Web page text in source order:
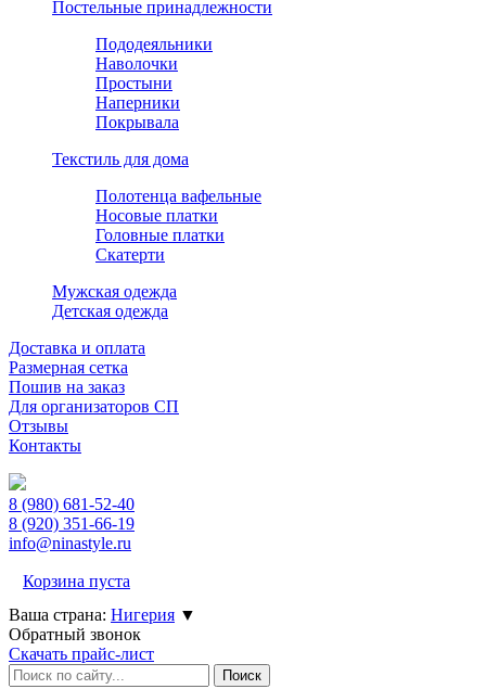
Постельные принадлежности
Пододеяльники
Наволочки
Простыни
Наперники
Покрывала
Текстиль для дома
Полотенца вафельные
Носовые платки
Головные платки
Скатерти
Мужская одежда
Детская одежда
Доставка и оплата
Размерная сетка
Пошив на заказ
Для организаторов СП
Отзывы
Контакты
8 (980) 681-52-40
8 (920) 351-66-19
info@ninastyle.ru
Корзина пуста
Ваша страна: Нигерия ▼
Обратный звонок
Скачать прайс-лист